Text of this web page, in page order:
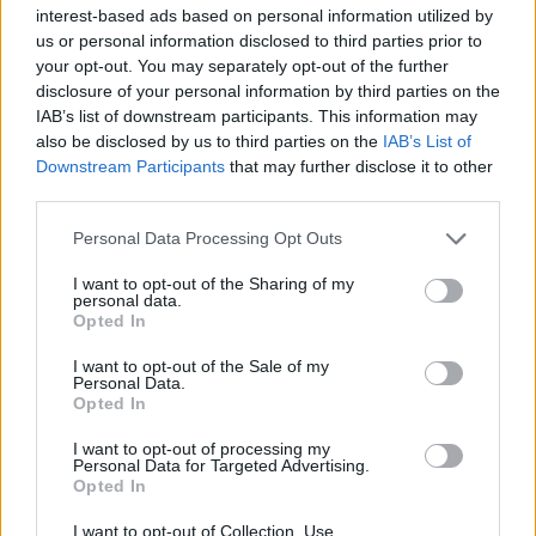
interest-based ads based on personal information utilized by
us or personal information disclosed to third parties prior to
your opt-out. You may separately opt-out of the further
disclosure of your personal information by third parties on the
IAB’s list of downstream participants. This information may
also be disclosed by us to third parties on the IAB’s List of
Downstream Participants that may further disclose it to other
Personal Data Processing Opt Outs
I want to opt-out of the Sharing of my
personal data.
Opted In
I want to opt-out of the Sale of my
Personal Data.
Opted In
I want to opt-out of processing my
Personal Data for Targeted Advertising.
Opted In
I want to opt-out of Collection, Use,
ΑΓΟΡΑ
Η Μυτιλήνη κινείται στους
ρυθμούς της Λευκής Νύχτας
Μουσική, παιδικές δράσεις,
κεράσματα και μεγάλες
προσφορές από τις 6.30 το
απόγευμα – Ο Γιάννης Μουτζούρης
παρουσίασε στον «Ν» 99 fm το
αναλυτικό πρόγραμμα
Νέα κρούσματα αφθώδους
πυρετού σε Κάπη και Λεπέτυμνο
Αρνητικά τα αποτελέσματα σε
ΣΥΝΕΝΤΕΥΞΗ
Αντιμέτωπα με την ερημοποίηση
τα κτηνοτροφικά χωριά της